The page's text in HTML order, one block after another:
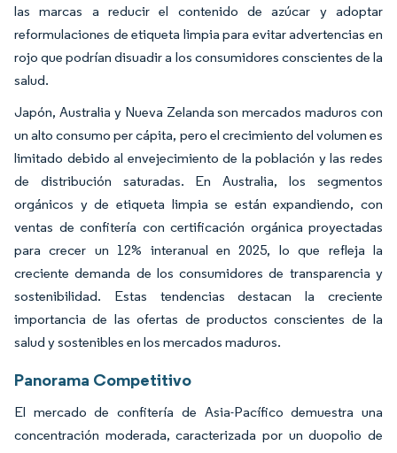
las marcas a reducir el contenido de azúcar y adoptar
reformulaciones de etiqueta limpia para evitar advertencias en
rojo que podrían disuadir a los consumidores conscientes de la
salud.
Japón, Australia y Nueva Zelanda son mercados maduros con
un alto consumo per cápita, pero el crecimiento del volumen es
limitado debido al envejecimiento de la población y las redes
de distribución saturadas. En Australia, los segmentos
orgánicos y de etiqueta limpia se están expandiendo, con
ventas de confitería con certificación orgánica proyectadas
para crecer un 12% interanual en 2025, lo que refleja la
creciente demanda de los consumidores de transparencia y
sostenibilidad. Estas tendencias destacan la creciente
importancia de las ofertas de productos conscientes de la
salud y sostenibles en los mercados maduros.
Panorama Competitivo
El mercado de confitería de Asia-Pacífico demuestra una
concentración moderada, caracterizada por un duopolio de